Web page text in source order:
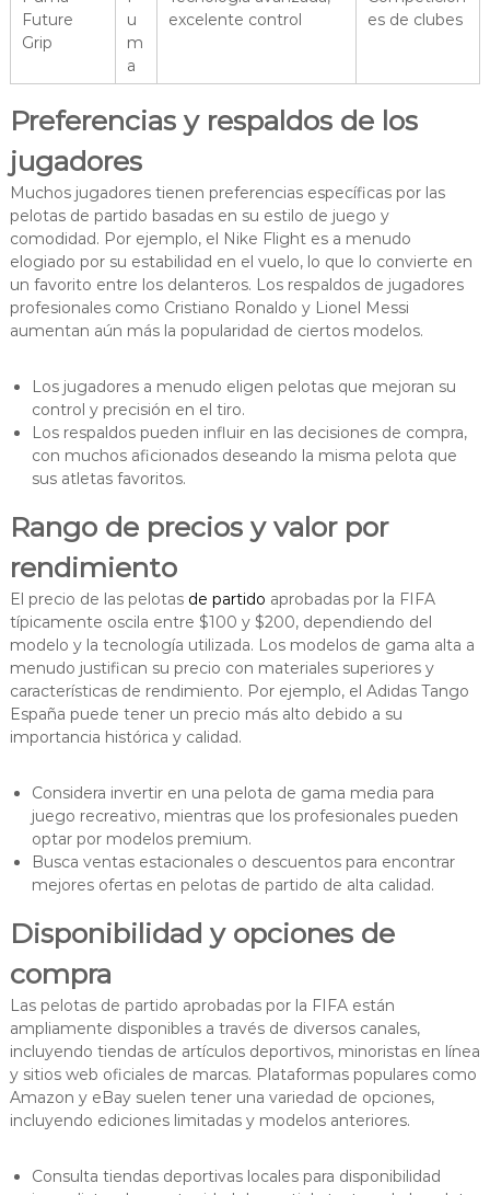
Future
Grip
u
m
a
excelente control
es de clubes
Preferencias y respaldos de los
jugadores
Muchos jugadores tienen preferencias específicas por las
pelotas de partido basadas en su estilo de juego y
comodidad. Por ejemplo, el Nike Flight es a menudo
elogiado por su estabilidad en el vuelo, lo que lo convierte en
un favorito entre los delanteros. Los respaldos de jugadores
profesionales como Cristiano Ronaldo y Lionel Messi
aumentan aún más la popularidad de ciertos modelos.
Los jugadores a menudo eligen pelotas que mejoran su
control y precisión en el tiro.
Los respaldos pueden influir en las decisiones de compra,
con muchos aficionados deseando la misma pelota que
sus atletas favoritos.
Rango de precios y valor por
rendimiento
El precio de las pelotas de partido aprobadas por la FIFA
típicamente oscila entre $100 y $200, dependiendo del
modelo y la tecnología utilizada. Los modelos de gama alta a
menudo justifican su precio con materiales superiores y
características de rendimiento. Por ejemplo, el Adidas Tango
España puede tener un precio más alto debido a su
importancia histórica y calidad.
Considera invertir en una pelota de gama media para
juego recreativo, mientras que los profesionales pueden
optar por modelos premium.
Busca ventas estacionales o descuentos para encontrar
mejores ofertas en pelotas de partido de alta calidad.
Disponibilidad y opciones de
compra
Las pelotas de partido aprobadas por la FIFA están
ampliamente disponibles a través de diversos canales,
incluyendo tiendas de artículos deportivos, minoristas en línea
y sitios web oficiales de marcas. Plataformas populares como
Amazon y eBay suelen tener una variedad de opciones,
incluyendo ediciones limitadas y modelos anteriores.
Consulta tiendas deportivas locales para disponibilidad